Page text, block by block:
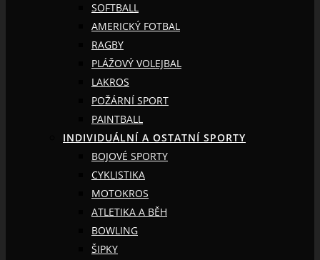
SOFTBALL
AMERICKÝ FOTBAL
RAGBY
PLÁŽOVÝ VOLEJBAL
LAKROS
POŽÁRNÍ SPORT
PAINTBALL
INDIVIDUÁLNÍ A OSTATNÍ SPORTY
BOJOVÉ SPORTY
CYKLISTIKA
MOTOKROS
ATLETIKA A BĚH
BOWLING
ŠIPKY